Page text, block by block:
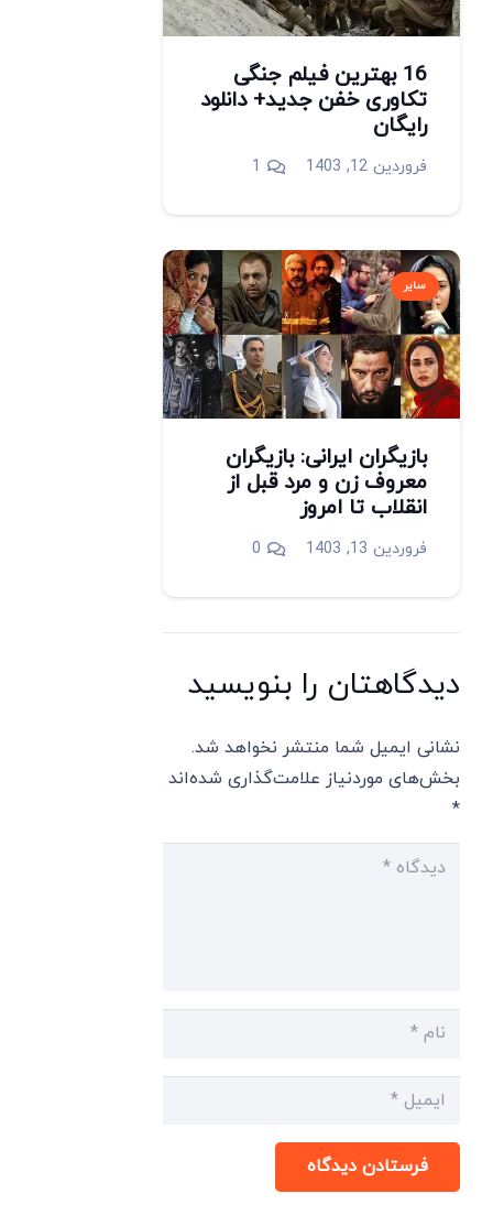
16 بهترین فیلم جنگی
تکاوری خفن جدید+ دانلود
رایگان
فروردین 12, 1403 1دیدگاه
سایر
بازیگران ایرانی: بازیگران
معروف زن و مرد قبل از
انقلاب تا امروز
فروردین 13, 1403 0
دیدگاهتان را بنویسید
نشانی ایمیل شما منتشر نخواهد شد.
بخش‌های موردنیاز علامت‌گذاری شده‌اند
*
فرستادن دیدگاه